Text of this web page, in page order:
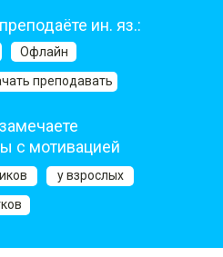
Офлайн
преподавать
у взрослых
ин. яз.:
с мотивацией